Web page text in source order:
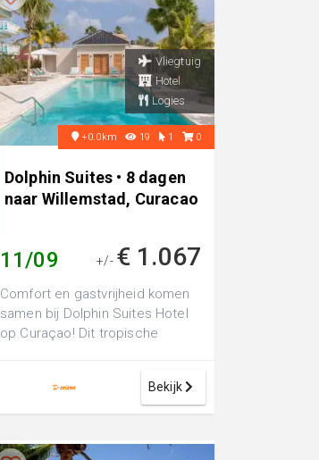
Vliegtuig
Hotel
Logies
+0.0km 19 1 0
Dolphin Suites • 8 dagen
naar Willemstad, Curacao
11/09 +/- € 1.067
Comfort en gastvrijheid komen
samen bij Dolphin Suites Hotel
op Curaçao! Dit tropische
Bekijk